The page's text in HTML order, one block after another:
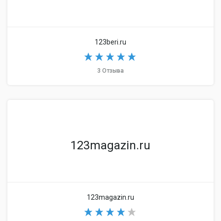
123beri.ru
3 Отзыва
123magazin.ru
123magazin.ru